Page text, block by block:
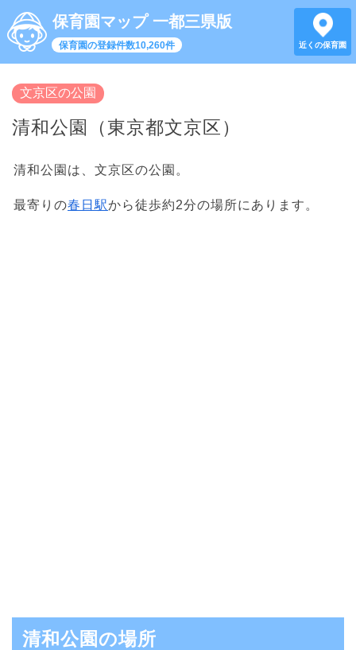
保育園マップ 一都三県版
保育園の登録件数10,260件 近くの保育園
文京区の公園
清和公園（東京都文京区）
清和公園は、文京区の公園。
最寄りの春日駅から徒歩約2分の場所にあります。
清和公園の場所